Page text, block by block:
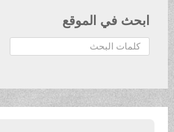
ابحث في الموقع
ح
ث